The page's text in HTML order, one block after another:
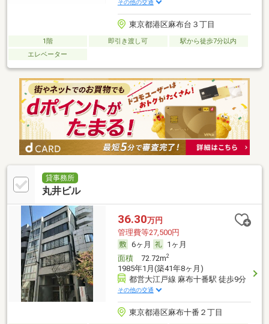
その他の交通
東京都港区麻布台３丁目
1階 即引き渡し可
駅から徒歩7分以内
エレベーター
貸事務所
丸井ビル
36.30万円
管理費等27,500円
6ヶ月
1ヶ月
面積72.72m2
1985年1月(築41年8ヶ月)
都営大江戸線 麻布十番駅 徒歩9分
その他の交通
東京都港区麻布十番２丁目